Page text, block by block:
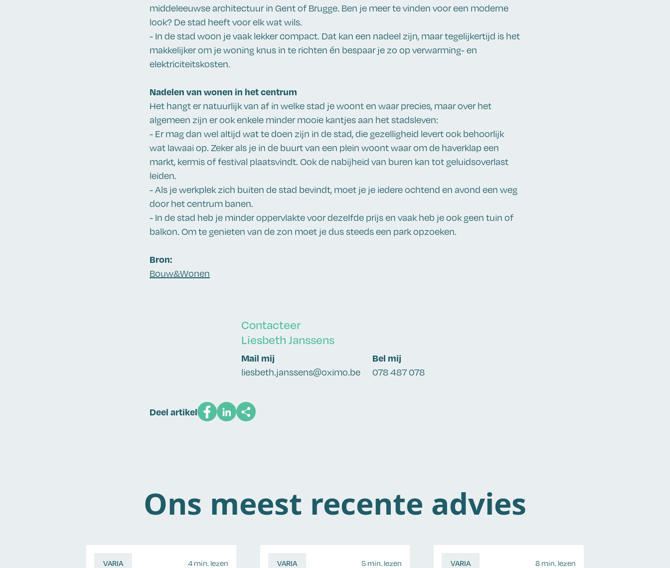
middeleeuwse architectuur in Gent of Brugge. Ben je meer te vinden voor een moderne
look? De stad heeft voor elk wat wils.
- In de stad woon je vaak lekker compact. Dat kan een nadeel zijn, maar tegelijkertijd is het
makkelijker om je woning knus in te richten én bespaar je zo op verwarming- en
elektriciteitskosten.
Nadelen van wonen in het centrum
Het hangt er natuurlijk van af in welke stad je woont en waar precies, maar over het
algemeen zijn er ook enkele minder mooie kantjes aan het stadsleven:
- Er mag dan wel altijd wat te doen zijn in de stad, die gezelligheid levert ook behoorlijk
wat lawaai op. Zeker als je in de buurt van een plein woont waar om de haverklap een
markt, kermis of festival plaatsvindt. Ook de nabijheid van buren kan tot geluidsoverlast
leiden.
- Als je werkplek zich buiten de stad bevindt, moet je je iedere ochtend en avond een weg
door het centrum banen.
- In de stad heb je minder oppervlakte voor dezelfde prijs en vaak heb je ook geen tuin of
balkon. Om te genieten van de zon moet je dus steeds een park opzoeken.
Bron:
Bouw&Wonen
Contacteer
Liesbeth Janssens
Mail mij
liesbeth.janssens@oximo.be
Bel mij
078 487 078
Deel artikel
Ons meest recente advies
VARIA 4 min. lezen VARIA 5 min. lezen VARIA 8 min. lezen